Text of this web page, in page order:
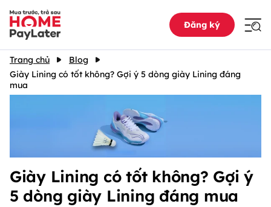
Đăng ký
Trang chủ
Blog
Giày Lining có tốt không? Gợi ý 5 dòng giày Lining đáng
mua
Giày Lining có tốt không? Gợi ý
5 dòng giày Lining đáng mua